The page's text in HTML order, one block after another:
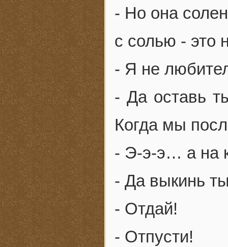
- Но она
с солью - это
- Я не
- Да оставь
Когда мы
- Э-э-э… а на
- Да выкинь
- Отдай!
- Отпусти!